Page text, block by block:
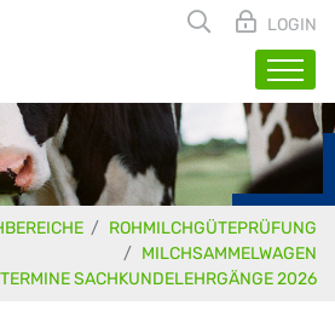
LOGIN
ROHMILCHGÜTEPRÜFUNG
MILCHSAMMELWAGEN
TERMINE SACHKUNDELEHRGÄNGE 2026